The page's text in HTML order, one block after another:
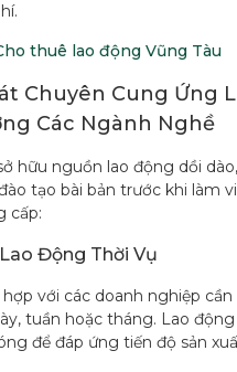
thuê lao động Vũng Tàu
Chuyên Cung Ứng
Các Ngành Nghề
hữu nguồn lao động dồi
tạo bài bản trước khi làm
cấp:
Động Thời Vụ
với các doanh nghiệp
tuần hoặc tháng. Lao
để đáp ứng tiến độ sản